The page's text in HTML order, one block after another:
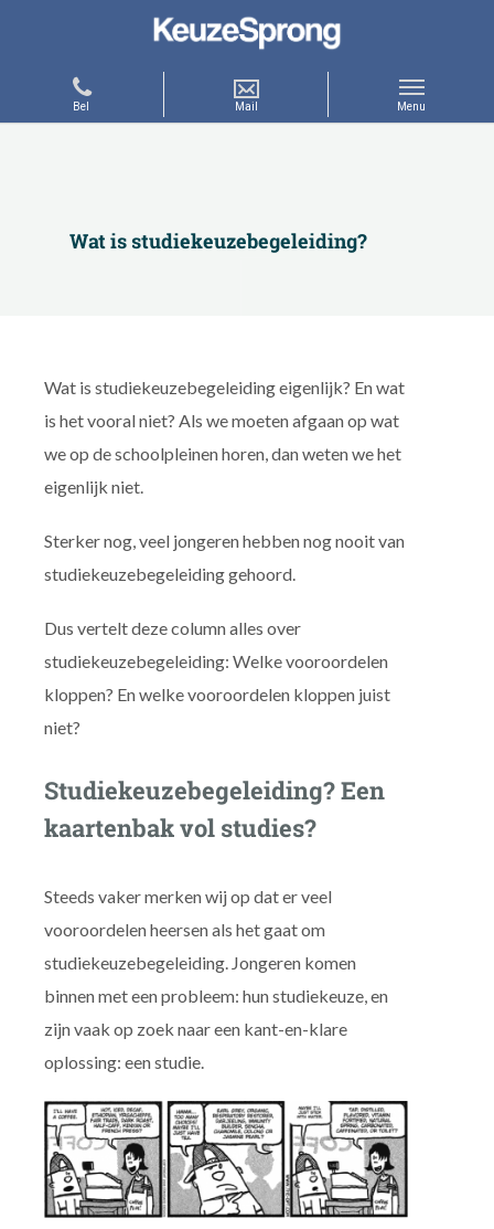
Wat is studiekeuzebegeleiding?
Wat is studiekeuzebegeleiding eigenlijk? En wat
is het vooral niet? Als we moeten afgaan op wat
we op de schoolpleinen horen, dan weten we het
eigenlijk niet.
Sterker nog, veel jongeren hebben nog nooit van
studiekeuzebegeleiding gehoord.
Dus vertelt deze column alles over
studiekeuzebegeleiding: Welke vooroordelen
kloppen? En welke vooroordelen kloppen juist
niet?
Studiekeuzebegeleiding? Een
kaartenbak vol studies?
Steeds vaker merken wij op dat er veel
vooroordelen heersen als het gaat om
studiekeuzebegeleiding. Jongeren komen
binnen met een probleem: hun studiekeuze, en
zijn vaak op zoek naar een kant-en-klare
oplossing: een studie.